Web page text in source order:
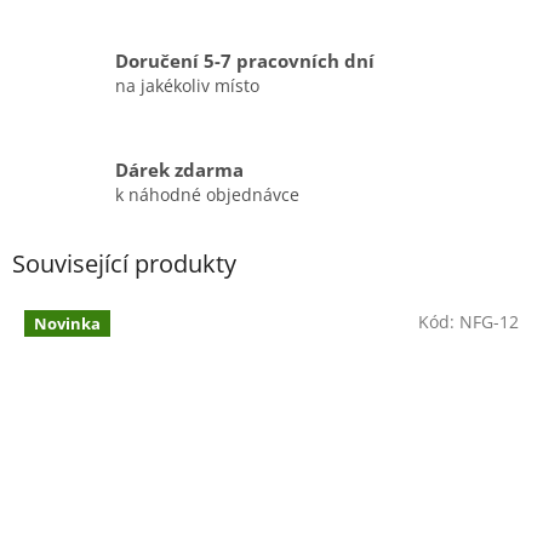
Doručení 5-7 pracovních dní
na jakékoliv místo
Dárek zdarma
k náhodné objednávce
Související produkty
Novinka Kód: NFG-12